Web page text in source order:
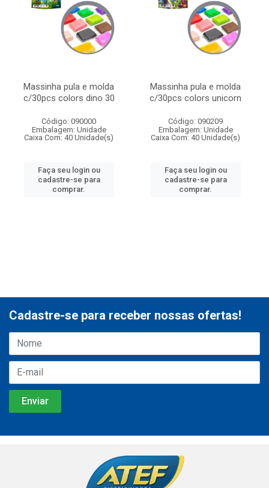
Massinha pula e molda
c/30pcs colors dino 30
Código: 090000
Embalagem: Unidade
Caixa Com: 40 Unidade(s)
Faça seu login ou
cadastre-se para
comprar.
Massinha pula e molda
c/30pcs colors unicorn
Código: 090209
Embalagem: Unidade
Caixa Com: 40 Unidade(s)
Faça seu login ou
cadastre-se para
comprar.
Cadastre-se para receber nossas ofertas!